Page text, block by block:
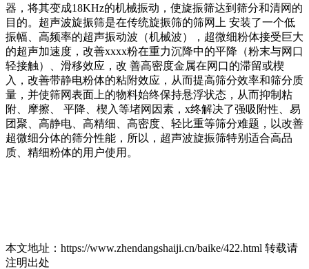
器，将其变成18KHz的机械振动，使旋振筛达到筛分和清网的
目的。超声波旋振筛是在传统旋振筛的筛网上 安装了一个低
振幅、高频率的超声振动波（机械波），超微细粉体接受巨大
的超声加速度，改善xxxx粉在重力沉降中的平降（粉末与网口
轻接触）、滑移效应，改 善高密度金属在网口的滞留或楔
入，改善带静电粉体的粘附效应，从而提高筛分效率和筛分质
量，并使筛网表面上的物料始终保持悬浮状态，从而抑制粘
附、摩擦、 平降、楔入等堵网因素，x终解决了强吸附性、易
团聚、高静电、高精细、高密度、轻比重等筛分难题，以改善
超微细分体的筛分性能，所以，超声波旋振筛特别适合高品
质、精细粉体的用户使用。
本文地址：https://www.zhendangshaiji.cn/baike/422.html 转载请
注明出处